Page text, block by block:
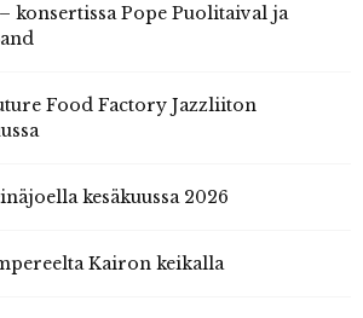
konsertissa Pope Puolitaival ja
Food Factory Jazzliiton
kesäkuussa 2026
Kairon keikalla